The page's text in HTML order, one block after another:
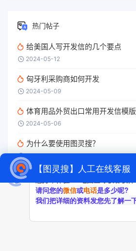
热门帖子
给美国人写开发信的几个要点
2024-05-12
匈牙利采购商如何开发
2024-05-09
体育用品外贸出口常用开发信模版
2024-05-06
为什么要使用图灵搜？
2024-05-09
冷冻柜外贸找客户
2024-08-30